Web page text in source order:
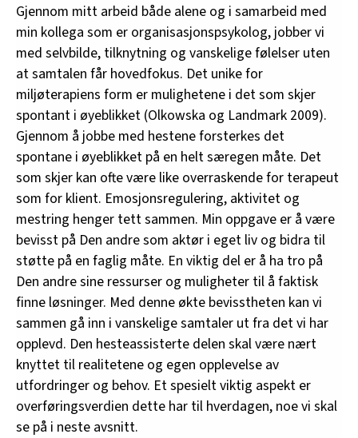
Gjennom mitt arbeid både alene og i samarbeid med
min kollega som er organisasjonspsykolog, jobber vi
med selvbilde, tilknytning og vanskelige følelser uten
at samtalen får hovedfokus. Det unike for
miljøterapiens form er mulighetene i det som skjer
spontant i øyeblikket (Olkowska og Landmark 2009).
Gjennom å jobbe med hestene forsterkes det
spontane i øyeblikket på en helt særegen måte. Det
som skjer kan ofte være like overraskende for terapeut
som for klient. Emosjonsregulering, aktivitet og
mestring henger tett sammen. Min oppgave er å være
bevisst på Den andre som aktør i eget liv og bidra til
støtte på en faglig måte. En viktig del er å ha tro på
Den andre sine ressurser og muligheter til å faktisk
finne løsninger. Med denne økte bevisstheten kan vi
sammen gå inn i vanskelige samtaler ut fra det vi har
opplevd. Den hesteassisterte delen skal være nært
knyttet til realitetene og egen opplevelse av
utfordringer og behov. Et spesielt viktig aspekt er
overføringsverdien dette har til hverdagen, noe vi skal
se på i neste avsnitt.